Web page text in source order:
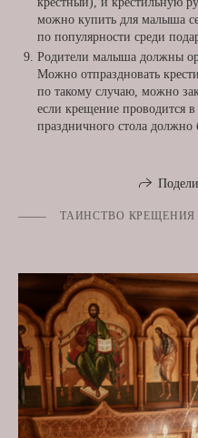
можно купить для малыша
по популярности среди
Родители малыша должны
Можно отпраздновать
по такому случаю, можно
если крещение проводится
праздничного стола должно
ТАИНСТВО